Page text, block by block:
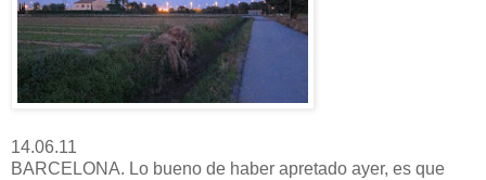
14.06.11
BARCELONA. Lo bueno de haber apretado ayer, es que